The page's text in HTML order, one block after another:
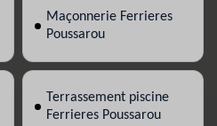
Maçonnerie Ferrieres
Poussarou
Terrassement piscine
Ferrieres Poussarou